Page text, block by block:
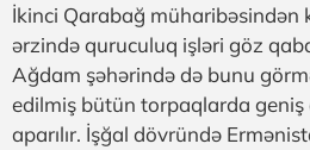
İkinci Qarabağ müharibəsindən
ərzində quruculuq işləri göz
Ağdam şəhərində də bunu
edilmiş bütün torpaqlarda geniş
aparılır. İşğal dövründə